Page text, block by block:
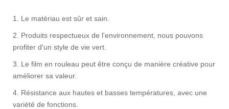
1. Le matériau est sûr et sain.
2. Produits respectueux de l'environnement, nous pouvons
profiter d'un style de vie vert.
3. Le film en rouleau peut être conçu de manière créative pour
améliorer sa valeur.
4. Résistance aux hautes et basses températures, avec une
variété de fonctions.